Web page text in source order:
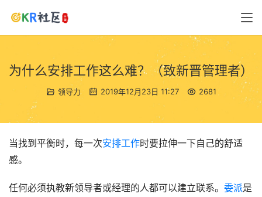
为什么安排工作这么难？（致新晋管理者）
领导力 2019年12月23日 11:27 2681
当找到平衡时，每一次安排工作时要拉伸一下自己的舒适
感。
任何必须执教新领导者或经理的人都可以建立联系。 委派是